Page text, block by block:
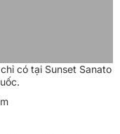
có tại Sunset Sanato